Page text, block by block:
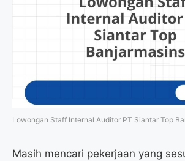
Lowongan Staff Internal Auditor PT Siantar Top
Masih mencari pekerjaan yang